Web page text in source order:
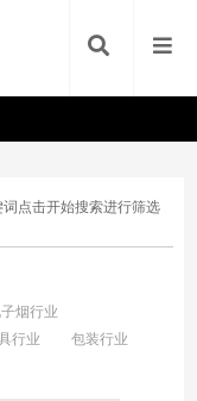
点击开始搜索进行筛选
烟行业
行业
包装行业